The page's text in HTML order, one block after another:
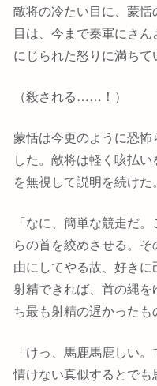
敵将の冷たい目に、蒙
目は、今まで秦軍にさ
にじられた怒りに満ちて
（殺される……！）
蒙恬は今更のように恐
した。敵将は軽く咳払
を無視して説明を続けた。
「なに、簡単な競走だ
らの首を絞めさせる。
由にしてやる故、好き
射精できれば、首の縄
ち最も射精の遅かったも
「けっ、馬鹿馬鹿しい
情けない真似するとでも